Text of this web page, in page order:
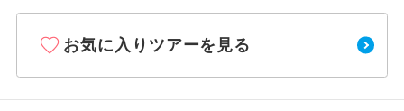
お気に入りツアーを見る